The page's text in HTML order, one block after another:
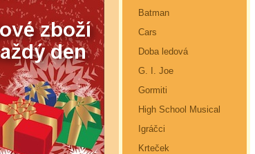
Batman
Cars
Doba ledová
G. I. Joe
Gormiti
High School Musical
Igráčci
Krteček